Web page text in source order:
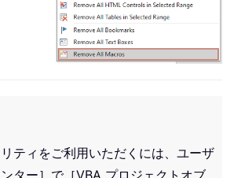
ティをご利用いただくには、ユーザ
ター］で［VBA プロジェクトオブ